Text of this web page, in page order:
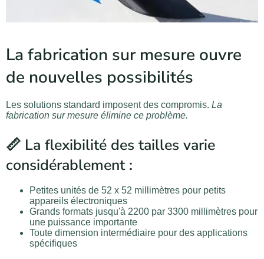
La fabrication sur mesure ouvre
de nouvelles possibilités
Les solutions standard imposent des compromis. La
fabrication sur mesure élimine ce problème.
📏 La flexibilité des tailles varie
considérablement :
Petites unités de 52 x 52 millimètres pour petits
appareils électroniques
Grands formats jusqu'à 2200 par 3300 millimètres pour
une puissance importante
Toute dimension intermédiaire pour des applications
spécifiques